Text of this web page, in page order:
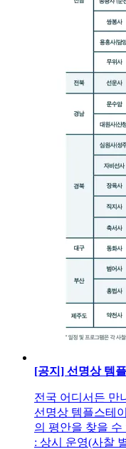
[공지] 선명상 템
전국 어디서든 만
선명상 템플스테
의 평안을 찾을
: 상시 운영(사찰